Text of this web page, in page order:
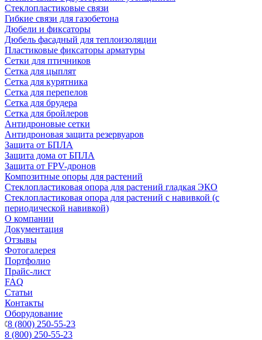
Стеклопластиковые связи
Гибкие связи для газобетона
Дюбели и фиксаторы
Дюбель фасадный для теплоизоляции
Пластиковые фиксаторы арматуры
Сетки для птичников
Сетка для цыплят
Сетка для курятника
Сетка для перепелов
Сетка для брудера
Сетка для бройлеров
Антидроновые сетки
Антидроновая защита резервуаров
Защита от БПЛА
Защита дома от БПЛА
Защита от FPV-дронов
Композитные опоры для растений
Стеклопластиковая опора для растений гладкая ЭКО
Стеклопластиковая опора для растений с навивкой (с
периодической навивкой)
О компании
Документация
Отзывы
Фотогалерея
Портфолио
Прайс-лист
FAQ
Статьи
Контакты
Оборудование
8 (800) 250-55-23
8 (800) 250-55-23